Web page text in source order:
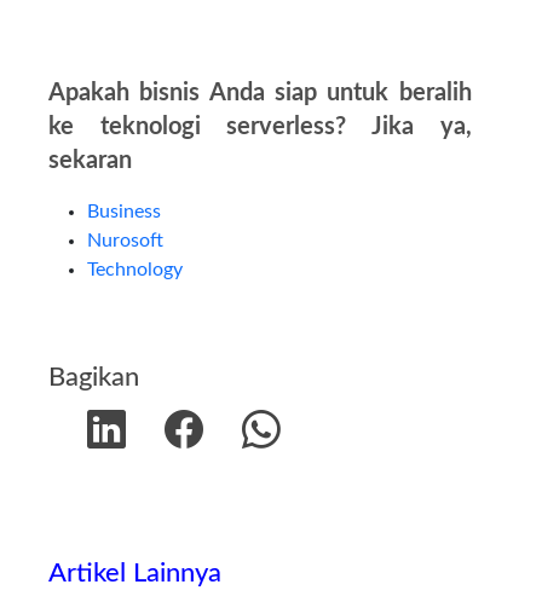
Apakah bisnis Anda siap untuk beralih
ke teknologi serverless? Jika ya,
sekaran
Business
Nurosoft
Technology
Bagikan
Artikel Lainnya